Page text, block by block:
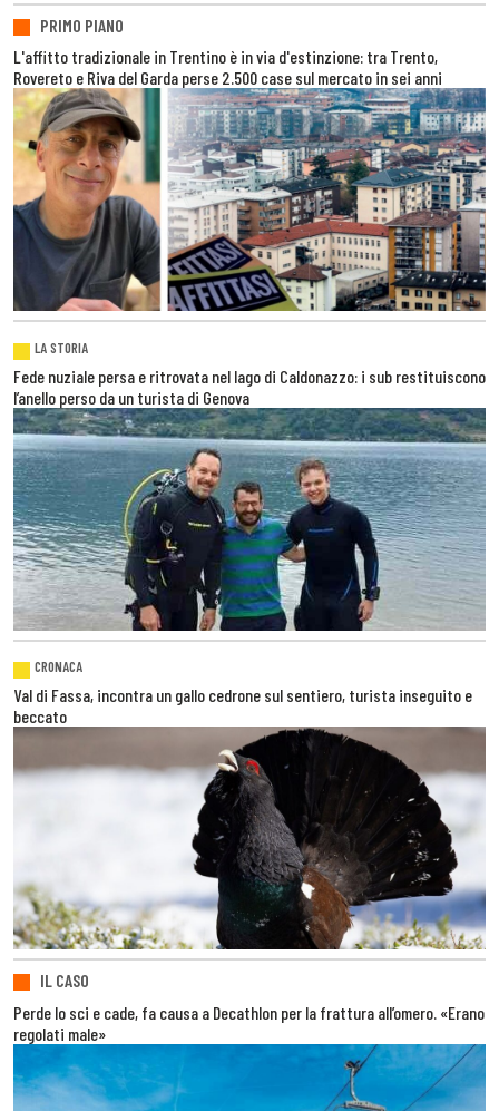
PRIMO PIANO
L'affitto tradizionale in Trentino è in via d'estinzione: tra Trento,
Rovereto e Riva del Garda perse 2.500 case sul mercato in sei anni
LA STORIA
Fede nuziale persa e ritrovata nel lago di Caldonazzo: i sub restituiscono
l’anello perso da un turista di Genova
CRONACA
Val di Fassa, incontra un gallo cedrone sul sentiero, turista inseguito e
beccato
IL CASO
Perde lo sci e cade, fa causa a Decathlon per la frattura all’omero. «Erano
regolati male»